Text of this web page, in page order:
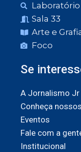
Laboratório
Sala 33
Arte e
Foco
Se
A Jornalismo Jr
Conheça
Eventos
Fale com a
Institucional